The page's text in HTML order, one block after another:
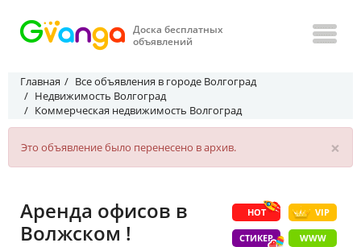
Доска бесплатных
объявлений
Главная
Все объявления в городе Волгоград
Недвижимость Волгоград
Коммерческая недвижимость Волгоград
×
Это объявление было перенесено в архив.
HOT VIP
СТИКЕР WWW
Аренда офисов в
Волжском !